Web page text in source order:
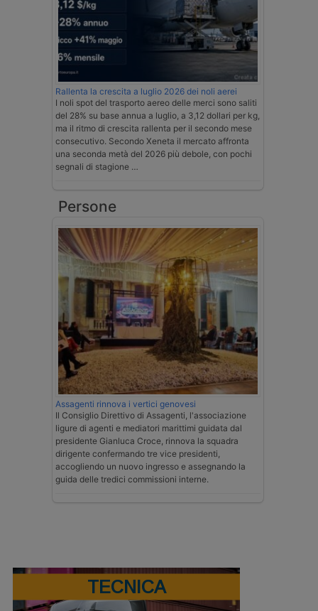
Rallenta la crescita a luglio 2026 dei noli aerei
I noli spot del trasporto aereo delle merci sono saliti
del 28% su base annua a luglio, a 3,12 dollari per kg,
ma il ritmo di crescita rallenta per il secondo mese
consecutivo. Secondo Xeneta il mercato affronta
una seconda metà del 2026 più debole, con pochi
segnali di stagione …
Persone
Assagenti rinnova i vertici genovesi
Il Consiglio Direttivo di Assagenti, l'associazione
ligure di agenti e mediatori marittimi guidata dal
presidente Gianluca Croce, rinnova la squadra
dirigente confermando tre vice presidenti,
accogliendo un nuovo ingresso e assegnando la
guida delle tredici commissioni interne.
TECNICA